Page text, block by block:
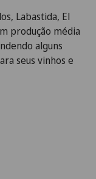
Labastida, El
produção média
alguns
seus vinhos e